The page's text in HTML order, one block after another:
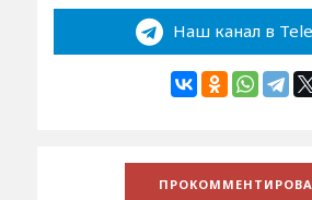
Наш канал в